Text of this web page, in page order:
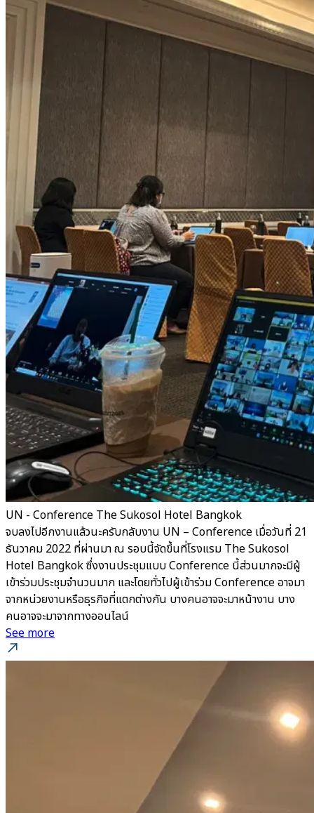
UN - Conference The Sukosol Hotel Bangkok
จบลงไปอีกงานแล้วนะครับกลับงาน UN – Conference เมื่อวันที่ 21
ธันวาคม 2022 ที่ผ่านมา ณ รอบนี้จัดขึ้นที่โรงแรม The Sukosol
Hotel Bangkok ซึ่งงานประชุมแบบ Conference นี้ส่วนมากจะมีผู้
เข้าร่วมประชุมจำนวนมาก และโดยทั่วไปผู้เข้าร่วม Conference อาจมา
จากหน่วยงานหรือธุรกิจที่แตกต่างกัน บางคนอาจจะมาหน้างาน บาง
คนอาจจะมาจากทางออนไลน์
See more